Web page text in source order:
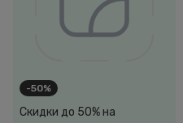
-50%
Скидки до 50% на